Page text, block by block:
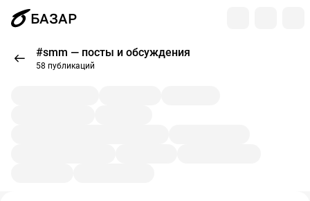
БАЗАР
#smm — посты и обсуждения
58 публикаций